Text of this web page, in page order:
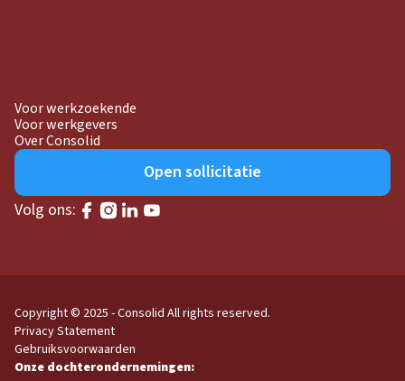
Voor werkzoekende
Voor werkgevers
Over Consolid
Open sollicitatie
Volg ons:
Copyright © 2025 - Consolid All rights reserved.
Privacy Statement
Gebruiksvoorwaarden